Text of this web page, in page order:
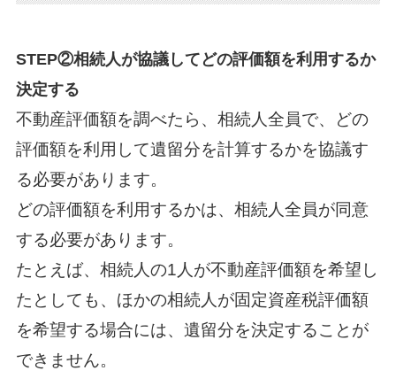
STEP②相続人が協議してどの評価額を利用するか
決定する
不動産評価額を調べたら、相続人全員で、どの
評価額を利用して遺留分を計算するかを協議す
る必要があります。
どの評価額を利用するかは、相続人全員が同意
する必要があります。
たとえば、相続人の1人が不動産評価額を希望し
たとしても、ほかの相続人が固定資産税評価額
を希望する場合には、遺留分を決定することが
できません。